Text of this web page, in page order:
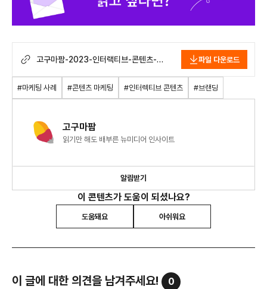
고구마팜-2023-인터랙티브-콘텐츠-
파일 다운로드
#마케팅 사례 #콘텐츠 마케팅 #인터렉티브 콘텐츠 #브랜딩
고구마팜
읽기만 해도 배부른 뉴미디어 인사이트
알림받기
이 콘텐츠가 도움이 되셨나요?
도움돼요 아쉬워요
이 글에 대한 의견을 남겨주세요! 0